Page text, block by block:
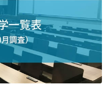
昔と変わらないね
々変わられたようで
わったね、優木まお